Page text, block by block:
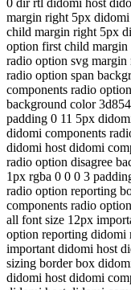
margin right 5px
child margin right 5px
option first child
radio option svg
radio option span
components radio
background color
padding 0 11 5px
didomi components
didomi host didomi
radio option disagree
1px rgba 0 0 0 3
radio option reporting
components radio
all font size 12px
option reporting didomi
important didomi host
sizing border box
didomi host didomi